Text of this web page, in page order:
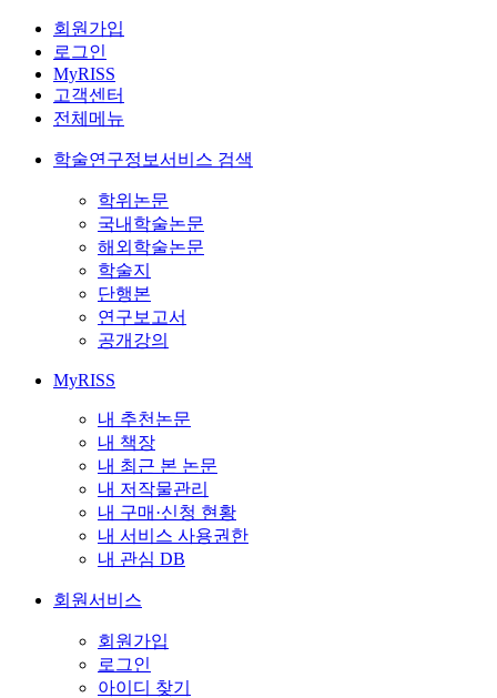
회원가입
로그인
MyRISS
고객센터
전체메뉴
학술연구정보서비스 검색
학위논문
국내학술논문
해외학술논문
학술지
단행본
연구보고서
공개강의
MyRISS
내 추천논문
내 책장
내 최근 본 논문
내 저작물관리
내 구매·신청 현황
내 서비스 사용권한
내 관심 DB
회원서비스
회원가입
로그인
아이디 찾기